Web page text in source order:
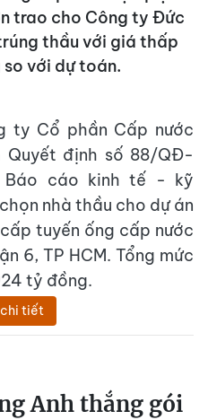
trao cho Công ty Đức
thầu với giá thấp
so với dự toán.
ty Cổ phần Cấp nước
Quyết định số 88/QĐ-
Báo cáo kinh tế - kỹ
nhà thầu cho dự án
tuyến ống cấp nước
6, TP HCM. Tổng mức
tỷ đồng.
chi tiết
Anh thắng gói